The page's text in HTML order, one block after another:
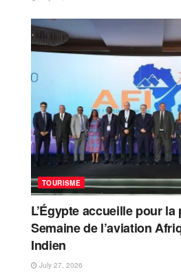
TOURISME
L’Égypte accueille pour
Semaine de l’aviation
Indien
July 27, 2026